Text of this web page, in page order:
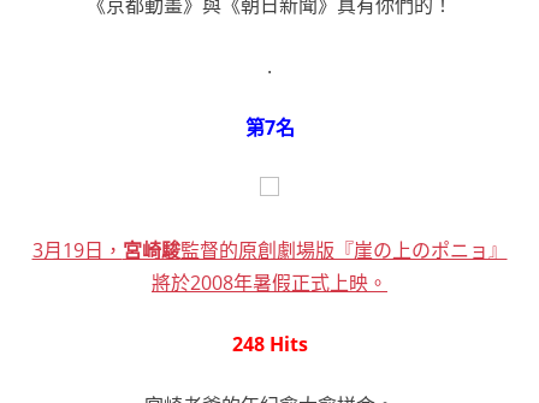
.
第7名
3月19日， 宮崎駿監督的原創劇場版『崖の上のポニョ』
將於2008年暑假正式上映。
248 Hits